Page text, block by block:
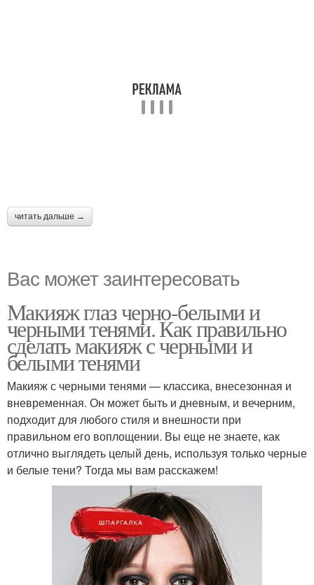
читать дальше →
Вас может заинтересовать
Макияж глаз черно-белыми и
черными тенями. Как правильно
сделать макияж с черными и
белыми тенями
Макияж с черными тенями — классика, внесезонная и
вневременная. Он может быть и дневным, и вечерним,
подходит для любого стиля и внешности при
правильном его воплощении. Вы еще не знаете, как
отлично выглядеть целый день, используя только черные
и белые тени? Тогда мы вам расскажем!